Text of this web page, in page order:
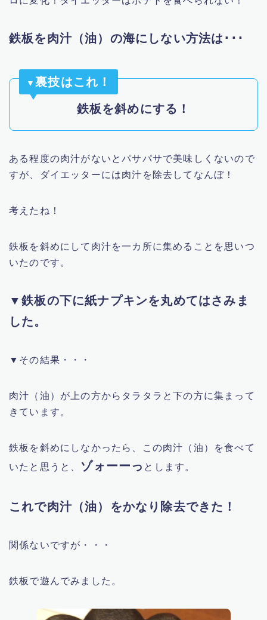
鉄板を肉汁（油）の海にしない方法は･･･
▼裏技はこれ！
鉄板を斜めにする！
ある程度の肉汁がないとパサパサで美味しくないので
すが、ダイエッターには肉汁を除去してなんぼ！
考えたね！
鉄板を斜めにして肉汁を一カ所に集めることを思いつ
いたのです。
▼鉄板の下に紙ナプキンを丸めてはさみま
した。
▼その結果・・・
肉汁（油）が上の方からタラタラと下の方に集まって
きています。
鉄板を斜めにしなかったら、この肉汁（油）を食べて
いたと思うと、 ゾォーーっ とします。
これで肉汁（油）をかなり除去できた！
関係ないですが・・・
鉄板で遊んでみました。